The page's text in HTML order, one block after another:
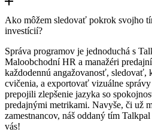
Ako môžem sledovať pokrok svojho
investícií?
Správa programov je jednoduchá s
Maloobchodní HR a manažéri
každodennú angažovanosť, sledovať,
cvičenia, a exportovať vizuálne
prepojili zlepšenie jazyka so
predajnými metrikami. Navyše, či už
zamestnancov, náš oddaný tím
vás!